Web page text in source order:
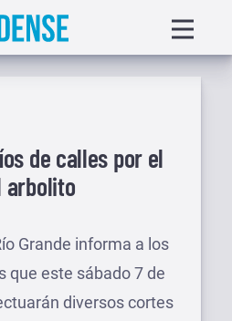
menu
de calles por el
arbolito
Grande informa a los
que este sábado 7 de
diversos cortes